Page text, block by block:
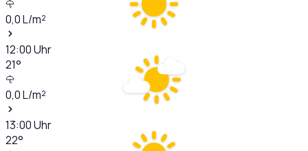
0,0L/m²
12:00Uhr
21°
0,0L/m²
13:00Uhr
22°